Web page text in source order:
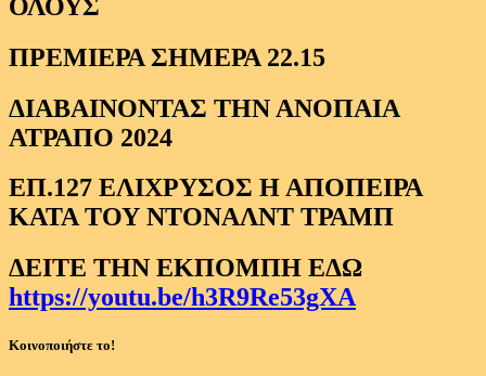
ΟΛΟΥΣ
ΠΡΕΜΙΕΡΑ ΣΗΜΕΡΑ 22.15
ΔΙΑΒΑΙΝΟΝΤΑΣ ΤΗΝ ΑΝΟΠΑΙΑ
ΑΤΡΑΠΟ 2024
ΕΠ.127 ΕΛΙΧΡΥΣΟΣ Η ΑΠΟΠΕΙΡΑ
ΚΑΤΑ ΤΟΥ NTONAΛΝΤ ΤΡΑΜΠ
ΔΕΙΤΕ ΤΗΝ ΕΚΠΟΜΠΗ ΕΔΩ
https://youtu.be/h3R9Re53gXA
Κοινοποιήστε το!